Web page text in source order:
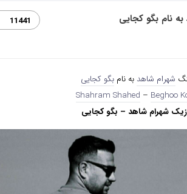
نام بگو کجایی 11441
شهرام شاهد به نامبگو کجایی
Shahram Shahed – Beghoo
شهرام شاهد – بگو کجایی